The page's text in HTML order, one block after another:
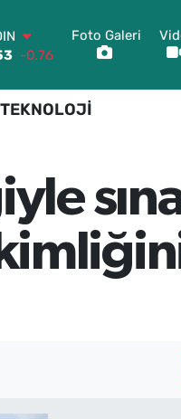
-0.76
0.16
1.44
64
Foto Galeri
TEKNOLOJİ